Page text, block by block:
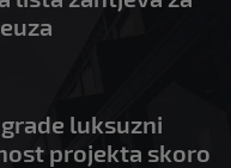
luksuzni
projekta skoro